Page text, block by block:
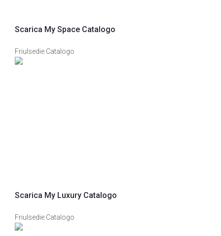
Scarica My Space Catalogo
Friulsedie Catalogo
Scarica My Luxury Catalogo
Friulsedie Catalogo